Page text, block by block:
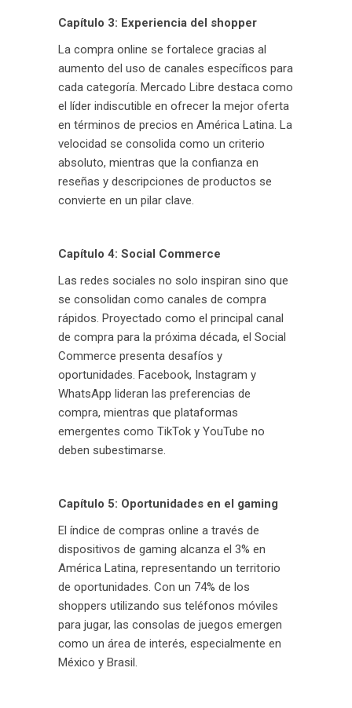
Capítulo 3: Experiencia del shopper
La compra online se fortalece gracias al
aumento del uso de canales específicos para
cada categoría. Mercado Libre destaca como
el líder indiscutible en ofrecer la mejor oferta
en términos de precios en América Latina. La
velocidad se consolida como un criterio
absoluto, mientras que la confianza en
reseñas y descripciones de productos se
convierte en un pilar clave.
Capítulo 4: Social Commerce
Las redes sociales no solo inspiran sino que
se consolidan como canales de compra
rápidos. Proyectado como el principal canal
de compra para la próxima década, el Social
Commerce presenta desafíos y
oportunidades. Facebook, Instagram y
WhatsApp lideran las preferencias de
compra, mientras que plataformas
emergentes como TikTok y YouTube no
deben subestimarse.
Capítulo 5: Oportunidades en el gaming
El índice de compras online a través de
dispositivos de gaming alcanza el 3% en
América Latina, representando un territorio
de oportunidades. Con un 74% de los
shoppers utilizando sus teléfonos móviles
para jugar, las consolas de juegos emergen
como un área de interés, especialmente en
México y Brasil.